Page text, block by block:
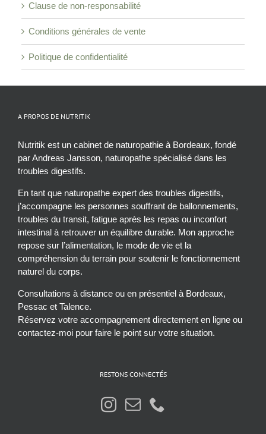
Clause de non-responsabilité
Conditions générales de vente
Politique de confidentialité
A PROPOS DE NUTRITIK
Nutritik est un cabinet de naturopathie à Bordeaux, fondé
par Andreas Jansson, naturopathe spécialisé dans les
troubles digestifs.
En tant que naturopathe expert des troubles digestifs,
j’accompagne les personnes souffrant de ballonnements,
troubles du transit, fatigue après les repas ou inconfort
intestinal à retrouver un équilibre durable. Mon approche
repose sur l’alimentation, le mode de vie et la
compréhension du terrain pour soutenir le fonctionnement
naturel du corps.
Consultations à distance ou en présentiel à Bordeaux,
Pessac et Talence.
Réservez votre accompagnement directement en ligne ou
contactez-moi pour faire le point sur votre situation.
RESTONS CONNECTÉS